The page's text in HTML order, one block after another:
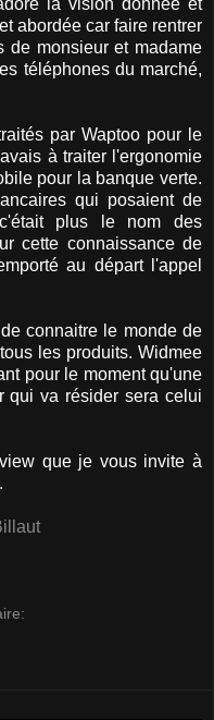
la vision donnée et
abordée car faire rentrer
de monsieur et madame
téléphones du marché,
par Waptoo pour le
à traiter l'ergonomie
pour la banque verte.
qui posaient de
plus le nom des
cette connaissance de
au départ l'appel
connaitre le monde de
les produits. Widmee
pour le moment qu'une
qui va résider sera celui
que je vous invite à